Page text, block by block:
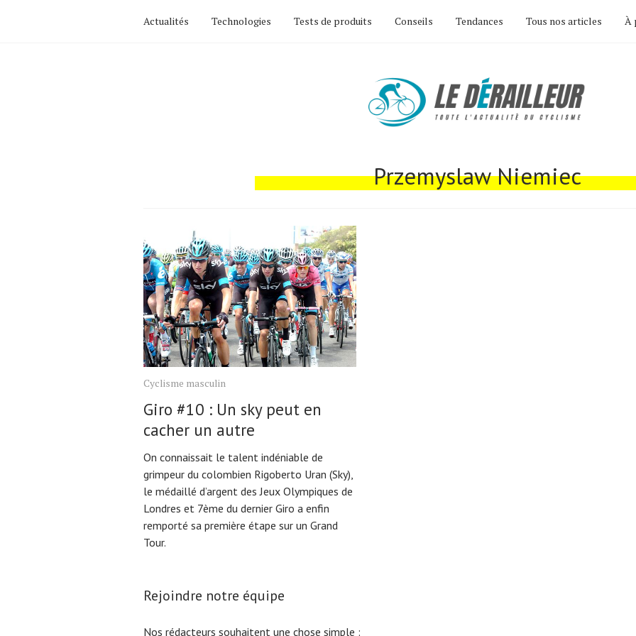
Actualités Technologies Tests de produits Conseils Tendances Tous nos articles À
Przemyslaw Niemiec
Cyclisme masculin
Giro #10 : Un sky peut en
cacher un autre
On connaissait le talent indéniable de
grimpeur du colombien Rigoberto Uran (Sky),
le médaillé d’argent des Jeux Olympiques de
Londres et 7ème du dernier Giro a enfin
remporté sa première étape sur un Grand
Tour.
Rejoindre notre équipe
Nos rédacteurs souhaitent une chose simple :